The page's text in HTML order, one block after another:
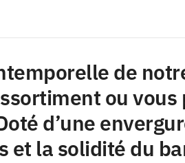
de
ou
d’une
et la solidité du